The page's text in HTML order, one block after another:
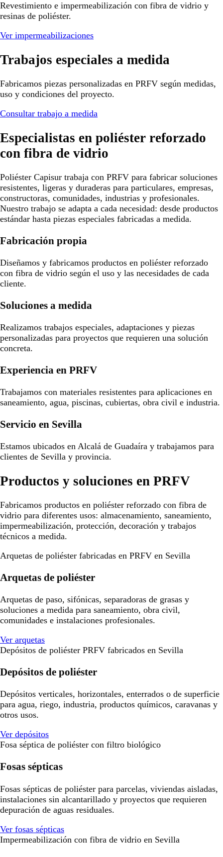
Revestimiento e impermeabilización con fibra de vidrio y
resinas de poliéster.
Ver impermeabilizaciones
Trabajos especiales a medida
Fabricamos piezas personalizadas en PRFV según medidas,
uso y condiciones del proyecto.
Consultar trabajo a medida
Especialistas en poliéster reforzado
con fibra de vidrio
Poliéster Capisur trabaja con PRFV para fabricar soluciones
resistentes, ligeras y duraderas para particulares, empresas,
constructoras, comunidades, industrias y profesionales.
Nuestro trabajo se adapta a cada necesidad: desde productos
estándar hasta piezas especiales fabricadas a medida.
Fabricación propia
Diseñamos y fabricamos productos en poliéster reforzado
con fibra de vidrio según el uso y las necesidades de cada
cliente.
Soluciones a medida
Realizamos trabajos especiales, adaptaciones y piezas
personalizadas para proyectos que requieren una solución
concreta.
Experiencia en PRFV
Trabajamos con materiales resistentes para aplicaciones en
saneamiento, agua, piscinas, cubiertas, obra civil e industria.
Servicio en Sevilla
Estamos ubicados en Alcalá de Guadaíra y trabajamos para
clientes de Sevilla y provincia.
Productos y soluciones en PRFV
Fabricamos productos en poliéster reforzado con fibra de
vidrio para diferentes usos: almacenamiento, saneamiento,
impermeabilización, protección, decoración y trabajos
técnicos a medida.
Arquetas de poliéster fabricadas en PRFV en Sevilla
Arquetas de poliéster
Arquetas de paso, sifónicas, separadoras de grasas y
soluciones a medida para saneamiento, obra civil,
comunidades e instalaciones profesionales.
Ver arquetas
Depósitos de poliéster PRFV fabricados en Sevilla
Depósitos de poliéster
Depósitos verticales, horizontales, enterrados o de superficie
para agua, riego, industria, productos químicos, caravanas y
otros usos.
Ver depósitos
Fosa séptica de poliéster con filtro biológico
Fosas sépticas
Fosas sépticas de poliéster para parcelas, viviendas aisladas,
instalaciones sin alcantarillado y proyectos que requieren
depuración de aguas residuales.
Ver fosas sépticas
Impermeabilización con fibra de vidrio en Sevilla